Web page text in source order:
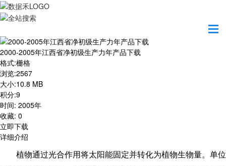
2000-2005年江西省净初级生产力年产品下载
2000-2005年江西省净初级生产力年产品下载
格式:栅格
浏览:2567
大小:10.8 MB
积分:9
时间: 2005年
收藏: 0
立即下载
详细介绍
植物通过光合作用将太阳能固定并转化为植物生物量。单位